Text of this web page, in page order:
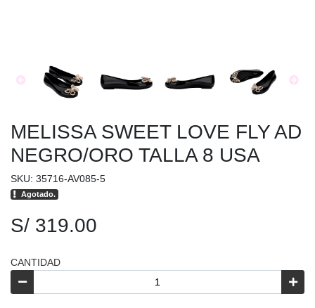
MELISSA SWEET LOVE FLY AD
NEGRO/ORO TALLA 8 USA
SKU: 35716-AV085-5
Agotado.
S/ 319.00
CANTIDAD